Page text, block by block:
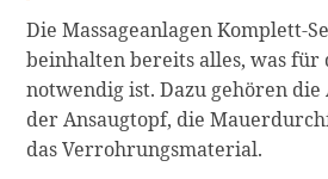
Die Massageanlagen Komplett-
beinhalten bereits alles, was für
notwendig ist. Dazu gehören die
der Ansaugtopf, die
das Verrohrungsmaterial.